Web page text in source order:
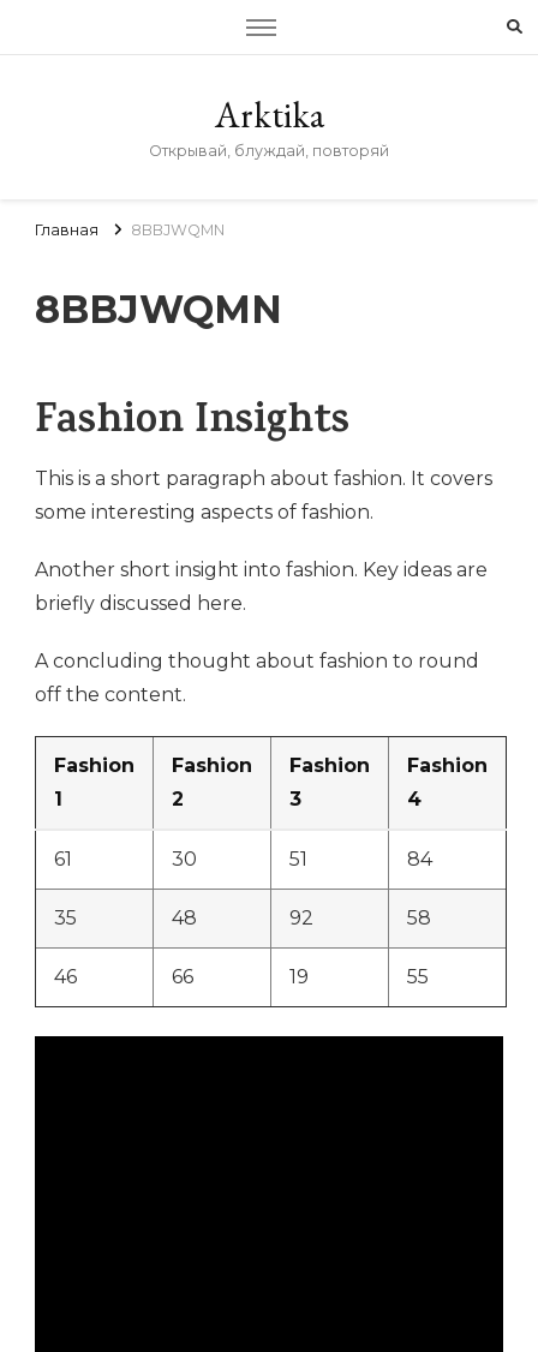
Arktika
Открывай, блуждай, повторяй
Главная 8BBJWQMN
8BBJWQMN
Fashion Insights
This is a short paragraph about fashion. It covers
some interesting aspects of fashion.
Another short insight into fashion. Key ideas are
briefly discussed here.
A concluding thought about fashion to round
off the content.
Fashion
1
Fashion
2
Fashion
3
Fashion
4
61 30 51 84
35 48 92 58
46 66 19 55